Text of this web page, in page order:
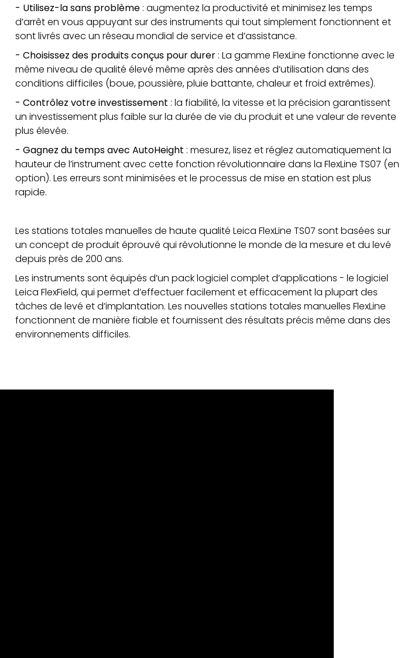
- Utilisez-la sans problème : augmentez la productivité et minimisez les temps
d’arrêt en vous appuyant sur des instruments qui tout simplement fonctionnent et
sont livrés avec un réseau mondial de service et d’assistance.
- Choisissez des produits conçus pour durer : La gamme FlexLine fonctionne avec le
même niveau de qualité élevé même après des années d’utilisation dans des
conditions difficiles (boue, poussière, pluie battante, chaleur et froid extrêmes).
- Contrôlez votre investissement : la fiabilité, la vitesse et la précision garantissent
un investissement plus faible sur la durée de vie du produit et une valeur de revente
plus élevée.
- Gagnez du temps avec AutoHeight : mesurez, lisez et réglez automatiquement la
hauteur de l’instrument avec cette fonction révolutionnaire dans la FlexLine TS07 (en
option). Les erreurs sont minimisées et le processus de mise en station est plus
rapide.
Les stations totales manuelles de haute qualité Leica FlexLine TS07 sont basées sur
un concept de produit éprouvé qui révolutionne le monde de la mesure et du levé
depuis près de 200 ans.
Les instruments sont équipés d’un pack logiciel complet d’applications - le logiciel
Leica FlexField, qui permet d’effectuer facilement et efficacement la plupart des
tâches de levé et d’implantation. Les nouvelles stations totales manuelles FlexLine
fonctionnent de manière fiable et fournissent des résultats précis même dans des
environnements difficiles.